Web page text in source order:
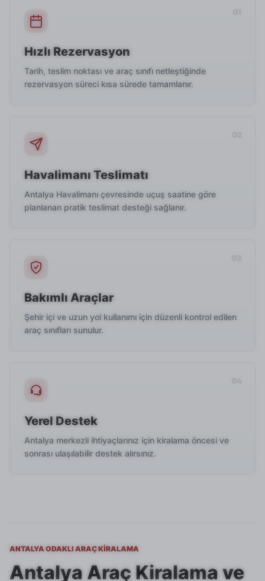
Hızlı Rezervasyon
Tarih, teslim noktası ve araç sınıfı netleştiğinde
rezervasyon süreci kısa sürede tamamlanır.
Havalimanı Teslimatı
Antalya Havalimanı çevresinde uçuş saatine göre
planlanan pratik teslimat desteği sağlanır.
Bakımlı Araçlar
Şehir içi ve uzun yol kullanımı için düzenli kontrol edilen
araç sınıfları sunulur.
Yerel Destek
Antalya merkezli ihtiyaçlarınız için kiralama öncesi ve
sonrası ulaşılabilir destek alırsınız.
ANTALYA ODAKLI ARAÇ KIRALAMA
Antalya Araç Kiralama ve